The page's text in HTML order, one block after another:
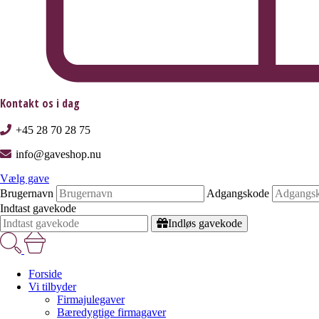
Kontakt os i dag
+45 28 70 28 75
info@gaveshop.nu
Vælg gave
Brugernavn
Adgangskode
Indtast gavekode
Indløs gavekode
Forside
Vi tilbyder
Firmajulegaver
Bæredygtige firmagaver